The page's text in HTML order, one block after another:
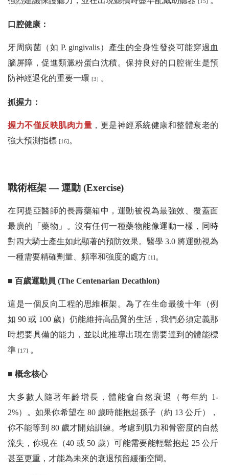
[15]
口腔健康：
牙周病菌（如 P. gingivalis）產生的全身性發炎可能穿過血
腦屏障，促進類澱粉蛋白沈積。保持良好的口腔衛生是預
防神經退化的重要一環 [3] 。
抓握力：
握力不僅反映肌肉力量 ，更是神經系統健康和整體衰老的
強大預測指標 [16] 。
戰術框架 — 運動 (Exercise)
在阿提亞醫師的長壽藥箱中，運動被視為最強效、覆蓋面
最廣的「藥物」。沒有任何一種藥物能像運動一樣，同時
對四大騎士產生如此顯著的預防效果。醫學 3.0 將運動視為
一種需要精確劑量、頻率和強度的處方 [1] 。
■ 百歲運動員 (The Centenarian Decathlon)
這是一個反向工程的思維框架。為了在生命最後十年（例
如 90 或 100 歲）仍能維持高品質的生活，我們必須定義那
時想要具備的能力，並以此推導出現在需要達到的體能標
準 [17] 。
■ 概念核心
大多數人隨著年齡增長，體能會自然衰退（每年約 1-
2%）。如果你希望在 80 歲時能抱起孫子（約 13 公斤），
你不能等到 80 歲才開始訓練。考慮到肌力和骨密度的自然
流失，你現在（40 或 50 歲）可能需要能輕鬆抱起 25 公斤
甚至更重，才能為未來的衰退預留緩衝空間。